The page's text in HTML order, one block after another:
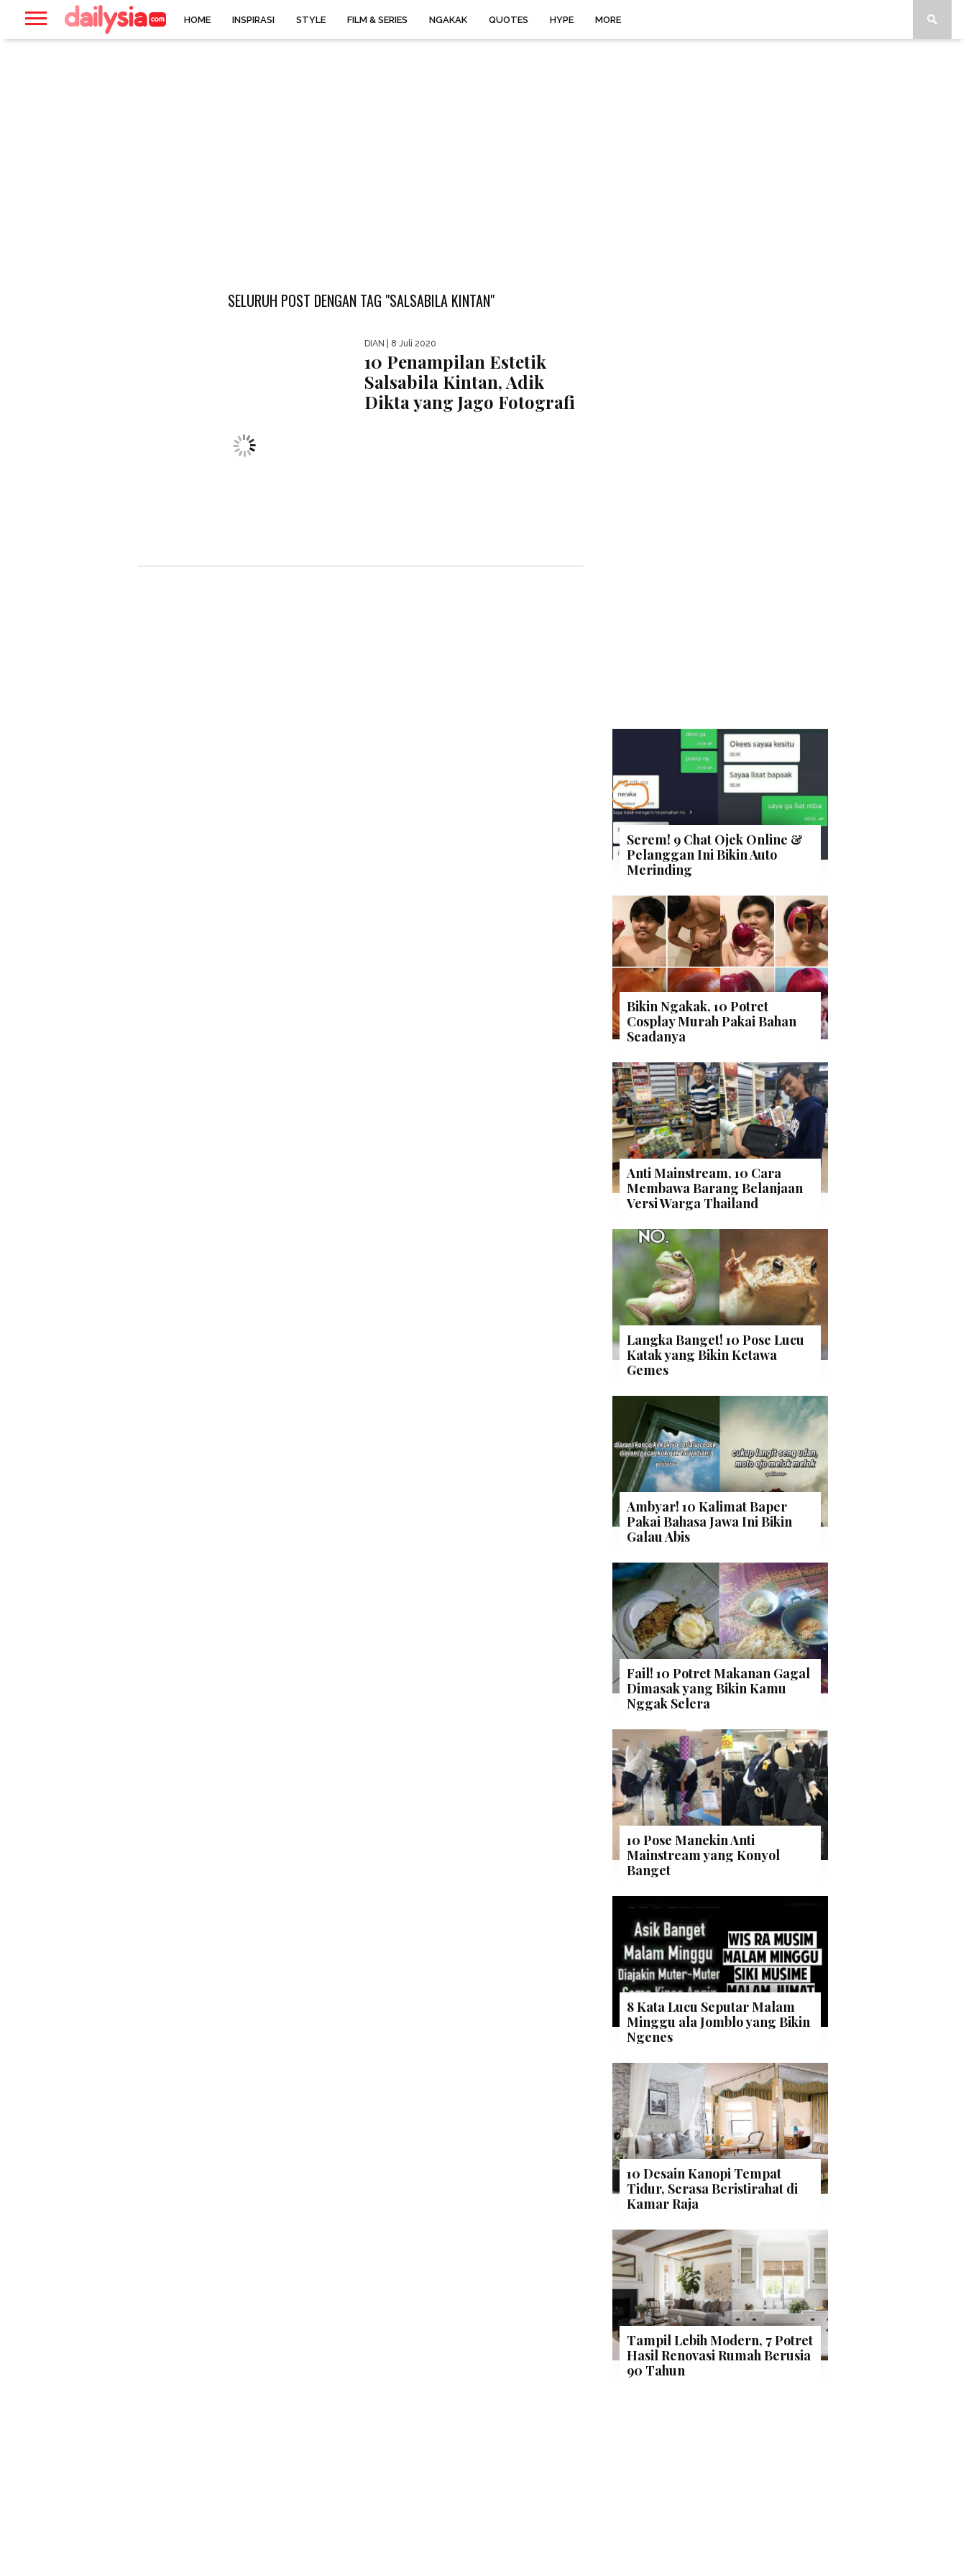
HOME INSPIRASI STYLE FILM & SERIES NGAKAK QUOTES HYPE MORE
SELURUH POST DENGAN TAG "SALSABILA KINTAN"
DIAN | 8 Juli 2020
10 Penampilan Estetik
Salsabila Kintan, Adik
Dikta yang Jago Fotografi
Serem! 9 Chat Ojek Online &
Pelanggan Ini Bikin Auto
Merinding
Bikin Ngakak, 10 Potret
Cosplay Murah Pakai Bahan
Seadanya
Anti Mainstream, 10 Cara
Membawa Barang Belanjaan
Versi Warga Thailand
Langka Banget! 10 Pose Lucu
Katak yang Bikin Ketawa
Gemes
Ambyar! 10 Kalimat Baper
Pakai Bahasa Jawa Ini Bikin
Galau Abis
Fail! 10 Potret Makanan Gagal
Dimasak yang Bikin Kamu
Nggak Selera
10 Pose Manekin Anti
Mainstream yang Konyol
Banget
8 Kata Lucu Seputar Malam
Minggu ala Jomblo yang Bikin
Ngenes
10 Desain Kanopi Tempat
Tidur, Serasa Beristirahat di
Kamar Raja
Tampil Lebih Modern, 7 Potret
Hasil Renovasi Rumah Berusia
90 Tahun